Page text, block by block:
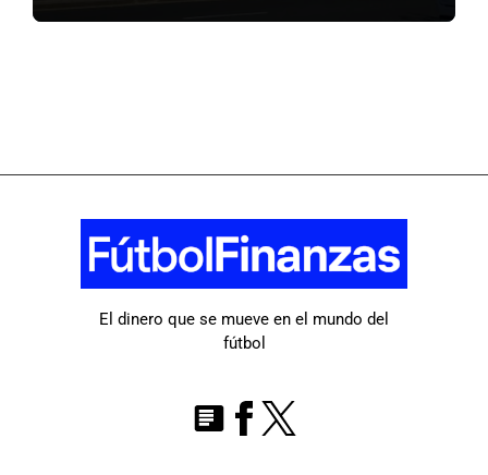
El dinero que se mueve en el mundo del
fútbol